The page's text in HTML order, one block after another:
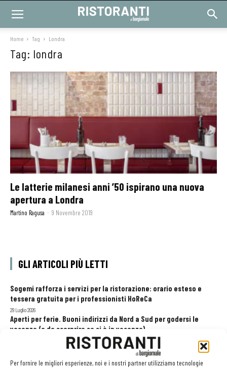
Per fornire le migliori esperienze, noi e i nostri partner utilizziamo tecnologie
Home Tag Londra
Tag: londra
Le latterie milanesi anni ’50 ispirano una nuova
apertura a Londra
Martino Ragusa - 9 Novembre 2019
GLI ARTICOLI PIÙ LETTI
Sogemi rafforza i servizi per la ristorazione: orario esteso e
tessera gratuita per i professionisti HoReCa
29 Luglio 2026
Aperti per ferie. Buoni indirizzi da Nord a Sud per godersi le
vacanze (o da scorprire se si è in vacanza)
Pos, compagni di gestione. Le ultime soluzioni delle aziende
8 Luglio 2026